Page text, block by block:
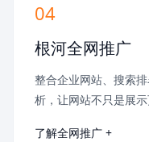
04
根河全网推广
整合企业网站、搜索
析，让网站不只是展示
了解全网推广 +